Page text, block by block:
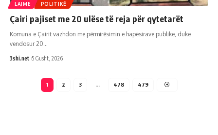
LAJME POLITIKË
Çairi pajiset me 20 ulëse të reja për qytetarët
Komuna e Çairit vazhdon me përmirësimin e hapësirave publike, duke
vendosur 20…
3shi.net 5 Gusht, 2026
1 2 3 … 478 479